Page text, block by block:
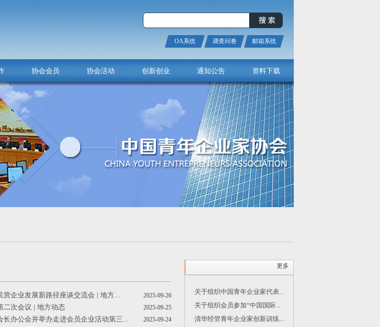
OA系统 调查问卷 邮箱系统
协会会员 协会活动 创新创业 通知公告 资料下载
营企业发展新路径座谈交流会 | 地方... 2025-09-26
二次会议 | 地方动态 2025-09-25
长办公会并举办走进会员企业活动第三... 2025-09-24
更多
·关于组织中国青年企业家代表...
·关于组织会员参加“中国国际...
·清华经管青年企业家创新训练...